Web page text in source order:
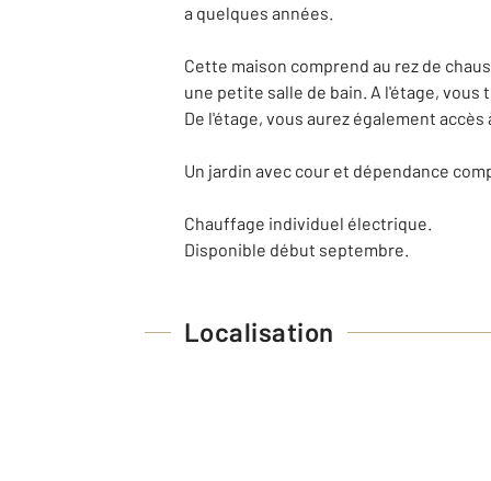
a quelques années.
Cette maison comprend au rez de
une petite salle de bain. A l'étage, vous
De l'étage, vous aurez également accès
Un jardin avec cour et dépendance
Chauffage individuel électrique.
Disponible début septembre.
Localisation